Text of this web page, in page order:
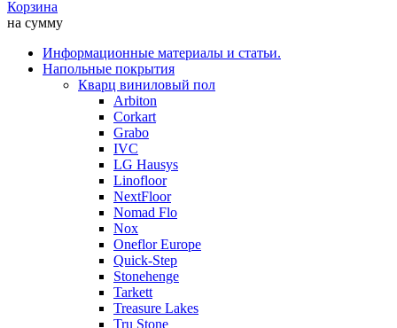
Корзина
на сумму
Информационные материалы и статьи.
Напольные покрытия
Кварц виниловый пол
Arbiton
Corkart
Grabo
IVC
LG Hausys
Linofloor
NextFloor
Nomad Flo
Nox
Oneflor Europe
Quick-Step
Stonehenge
Tarkett
Treasure Lakes
Tru Stone